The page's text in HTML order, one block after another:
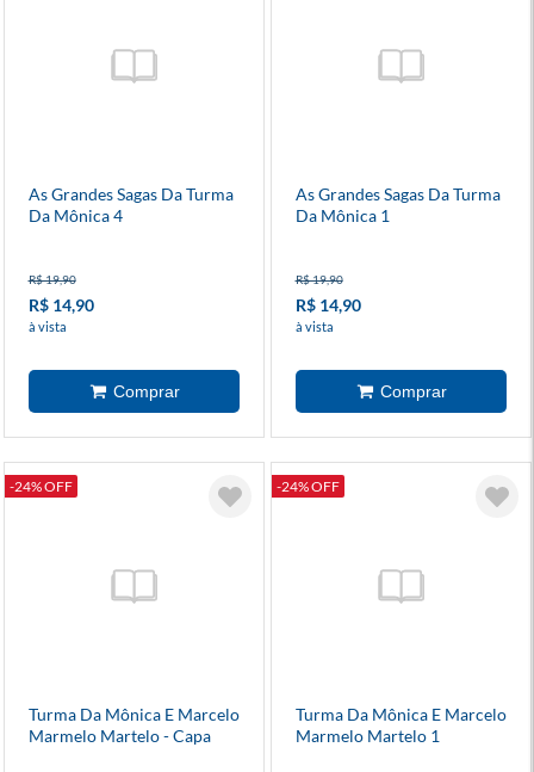
As Grandes Sagas Da Turma
Da Mônica 4
R$ 19,90
R$ 14,90
à vista
As Grandes Sagas Da Turma
Da Mônica 1
R$ 19,90
R$ 14,90
à vista
-24% OFF
Turma Da Mônica E Marcelo
Marmelo Martelo - Capa
-24% OFF
Turma Da Mônica E Marcelo
Marmelo Martelo 1